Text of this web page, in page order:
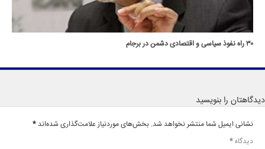
۳۰ راه‌ نفوذ سیاسی و اقتصادی دشمن در برجام
دیدگاهتان را بنویسید
نشانی ایمیل شما منتشر نخواهد شد. بخش‌های موردنیاز علامت‌گذاری شده‌اند *
دیدگاه*